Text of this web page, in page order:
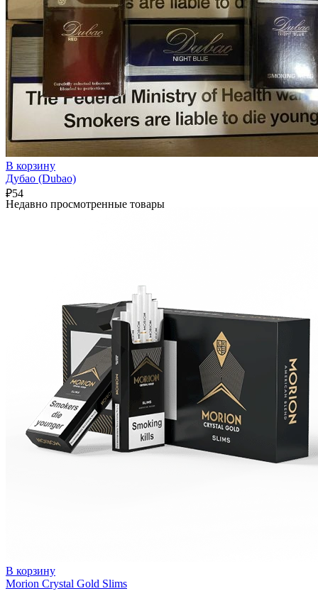
В корзину
Дубао (Dubao)
₽54
Недавно просмотренные товары
В корзину
Morion Crystal Gold Slims